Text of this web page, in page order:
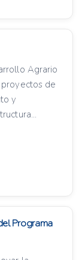
Agrario
proyectos de
y
Programa